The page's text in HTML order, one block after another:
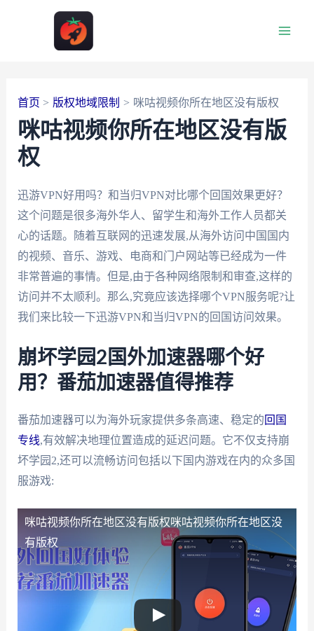
首页 版权地域限制 咪咕视频你所在地区没有版权
咪咕视频你所在地区没有版
权
迅游VPN好用吗？和当归VPN对比哪个回国效果更好？
这个问题是很多海外华人、留学生和海外工作人员都关
心的话题。随着互联网的迅速发展,从海外访问中国国内
的视频、音乐、游戏、电商和门户网站等已经成为一件
非常普遍的事情。但是,由于各种网络限制和审查,这样的
访问并不太顺利。那么,究竟应该选择哪个VPN服务呢?让
我们来比较一下迅游VPN和当归VPN的回国访问效果。
崩坏学园2国外加速器哪个好
用？番茄加速器值得推荐
番茄加速器可以为海外玩家提供多条高速、稳定的回国
专线,有效解决地理位置造成的延迟问题。它不仅支持崩
坏学园2,还可以流畅访问包括以下国内游戏在内的众多国
服游戏:
咪咕视频你所在地区没有版权咪咕视频你所在地区没
有版权